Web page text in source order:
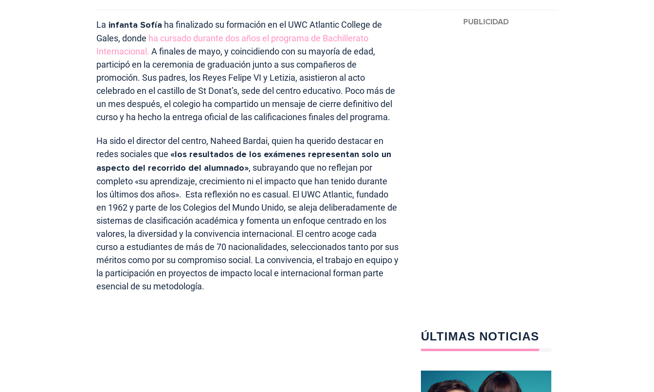
La infanta Sofía ha finalizado su formación en el UWC Atlantic College de
Gales, donde ha cursado durante dos años el programa de Bachillerato
Internacional. A finales de mayo, y coincidiendo con su mayoría de edad,
participó en la ceremonia de graduación junto a sus compañeros de
promoción. Sus padres, los Reyes Felipe VI y Letizia, asistieron al acto
celebrado en el castillo de St Donat’s, sede del centro educativo. Poco más de
un mes después, el colegio ha compartido un mensaje de cierre definitivo del
curso y ha hecho la entrega oficial de las calificaciones finales del programa.
Ha sido el director del centro, Naheed Bardai, quien ha querido destacar en
redes sociales que «los resultados de los exámenes representan solo un
aspecto del recorrido del alumnado», subrayando que no reflejan por
completo «su aprendizaje, crecimiento ni el impacto que han tenido durante
los últimos dos años». Esta reflexión no es casual. El UWC Atlantic, fundado
en 1962 y parte de los Colegios del Mundo Unido, se aleja deliberadamente de
sistemas de clasificación académica y fomenta un enfoque centrado en los
valores, la diversidad y la convivencia internacional. El centro acoge cada
curso a estudiantes de más de 70 nacionalidades, seleccionados tanto por sus
méritos como por su compromiso social. La convivencia, el trabajo en equipo y
la participación en proyectos de impacto local e internacional forman parte
esencial de su metodología.
ÚLTIMAS NOTICIAS